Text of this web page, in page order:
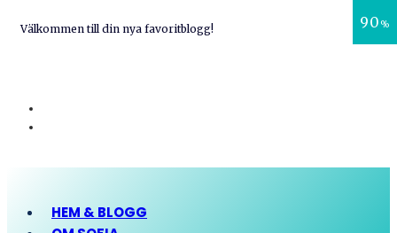
Välkommen till din nya favoritblogg!
HEM & BLOGG
90%